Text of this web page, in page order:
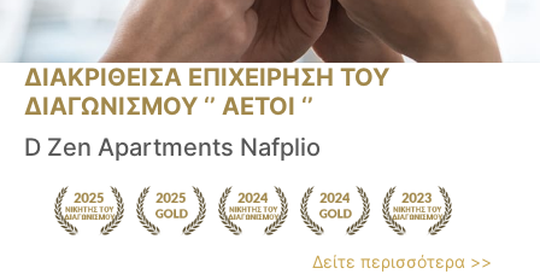
ΔΙΑΚΡΙΘΕΙΣΑ ΕΠΙΧΕΙΡΗΣΗ ΤΟΥ
ΔΙΑΓΩΝΙΣΜΟΥ ‘’ ΑΕΤΟΙ ‘’
D Zen Apartments Nafplio
Δείτε περισσότερα >>